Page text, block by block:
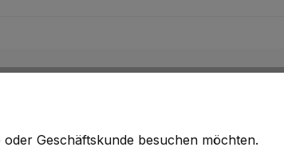
Geschäftskunde besuchen möchten.